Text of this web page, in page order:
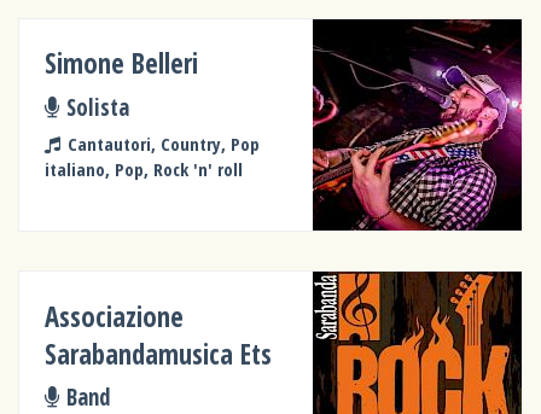
Simone Belleri
Solista
Cantautori, Country, Pop
italiano, Pop, Rock 'n' roll
Associazione
Sarabandamusica Ets
Band